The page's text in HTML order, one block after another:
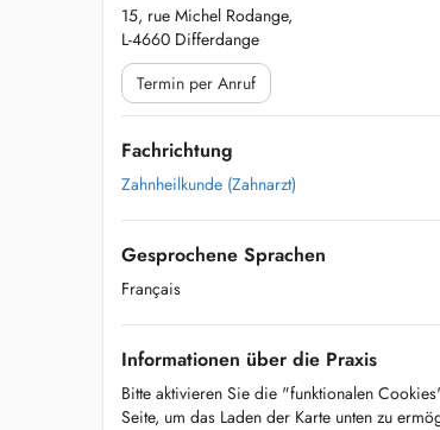
15, rue Michel Rodange,
L-4660 Differdange
Termin per Anruf
Fachrichtung
Zahnheilkunde (Zahnarzt)
Gesprochene Sprachen
Français
Informationen über die Praxis
Bitte aktivieren Sie die "funktionalen
Seite, um das Laden der Karte unten zu